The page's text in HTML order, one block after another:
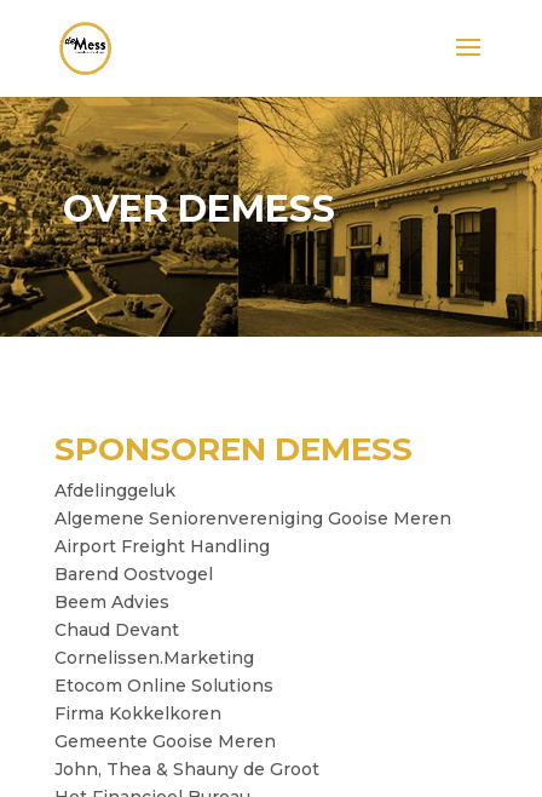
OVER DEMESS
SPONSOREN DEMESS
Afdelinggeluk
Algemene Seniorenvereniging Gooise Meren
Airport Freight Handling
Barend Oostvogel
Beem Advies
Chaud Devant
Cornelissen.Marketing
Etocom Online Solutions
Firma Kokkelkoren
Gemeente Gooise Meren
John, Thea & Shauny de Groot